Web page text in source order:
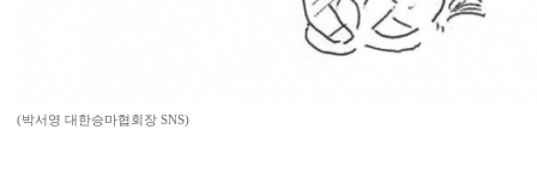
(박서영 대한승마협회장 SNS)